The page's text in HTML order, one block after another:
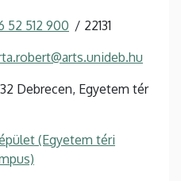
52 512 900 22131
Debrecen, Egyetem tér
(Egyetem téri